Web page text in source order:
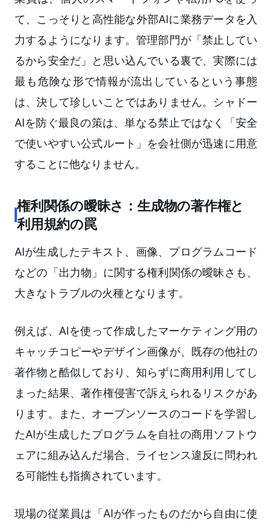
て、こっそりと高性能な外部AIに業務データを入
力するようになります。管理部門が「禁止してい
るから安全だ」と思い込んでいる裏で、実際には
最も危険な形で情報が流出しているという事態
は、決して珍しいことではありません。シャドー
AIを防ぐ最良の策は、単なる禁止ではなく「安全
で使いやすい公式ルート」を会社側が迅速に用意
することに他なりません。
権利関係の曖昧さ：生成物の著作権と
利用規約の罠
AIが生成したテキスト、画像、プログラムコード
などの「出力物」に関する権利関係の曖昧さも、
大きなトラブルの火種となります。
例えば、AIを使って作成したマーケティング用の
キャッチコピーやデザイン画像が、既存の他社の
著作物と酷似しており、知らずに商用利用してし
まった結果、著作権侵害で訴えられるリスクがあ
ります。また、オープンソースのコードを学習し
たAIが生成したプログラムを自社の商用ソフトウ
ェアに組み込んだ場合、ライセンス違反に問われ
る可能性も指摘されています。
現場の従業員は「AIが作ったものだから自由に使